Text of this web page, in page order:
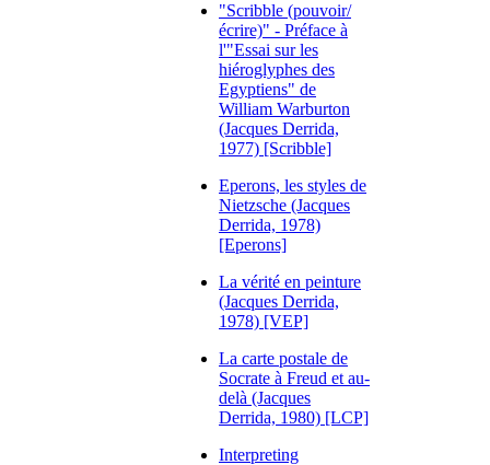
"Scribble (pouvoir/
écrire)" - Préface à
l'"Essai sur les
hiéroglyphes des
Egyptiens" de
William Warburton
(Jacques Derrida,
1977) [Scribble]
Eperons, les styles de
Nietzsche (Jacques
Derrida, 1978)
[Eperons]
La vérité en peinture
(Jacques Derrida,
1978) [VEP]
La carte postale de
Socrate à Freud et au-
delà (Jacques
Derrida, 1980) [LCP]
Interpreting